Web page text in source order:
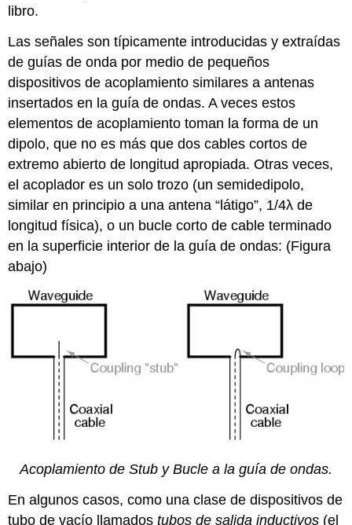
libro.
Las señales son típicamente introducidas y extraídas
de guías de onda por medio de pequeños
dispositivos de acoplamiento similares a antenas
insertados en la guía de ondas. A veces estos
elementos de acoplamiento toman la forma de un
dipolo, que no es más que dos cables cortos de
extremo abierto de longitud apropiada. Otras veces,
el acoplador es un solo trozo (un semidedipolo,
similar en principio a una antena “látigo”, 1/4λ de
longitud física), o un bucle corto de cable terminado
en la superficie interior de la guía de ondas: (Figura
abajo)
Acoplamiento de Stub y Bucle a la guía de ondas.
En algunos casos, como una clase de dispositivos de
tubo de vacío llamadostubos de salida inductivos (el